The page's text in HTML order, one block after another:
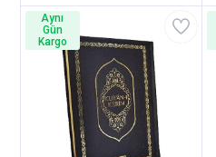
Aynı
Gün
Kargo